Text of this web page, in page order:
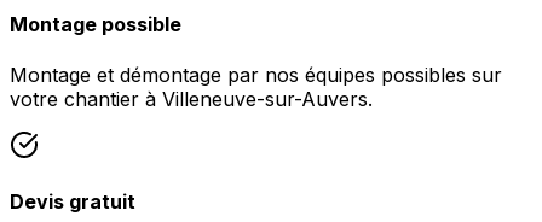
Montage possible
Montage et démontage par nos équipes possibles sur
votre chantier à Villeneuve-sur-Auvers.
Devis gratuit